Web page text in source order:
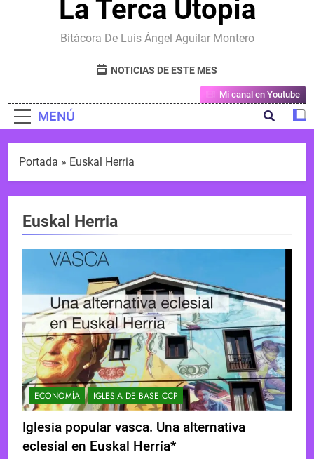
La Terca Utopia
Bitácora De Luis Ángel Aguilar Montero
NOTICIAS DE ESTE MES
MENÚ
Mi canal en Youtube
Portada » Euskal Herria
Euskal Herria
ECONOMÍA IGLESIA DE BASE CCP
Iglesia popular vasca. Una alternativa
eclesial en Euskal Herría*